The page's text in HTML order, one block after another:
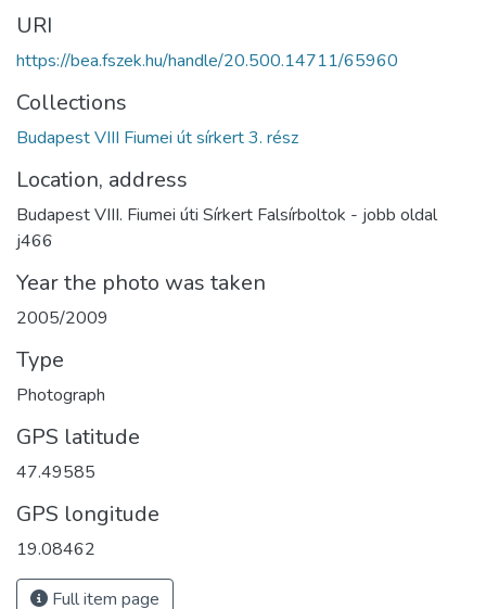
URI
https://bea.fszek.hu/handle/20.500.14711/65960
Collections
Budapest VIII Fiumei út sírkert 3. rész
Location, address
Budapest VIII. Fiumei úti Sírkert Falsírboltok - jobb oldal
j466
Year the photo was taken
2005/2009
Type
Photograph
GPS latitude
47.49585
GPS longitude
19.08462
Full item page